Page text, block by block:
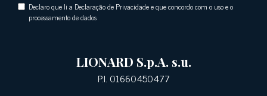
Declaro que li a Declaração de Privacidade e que concordo com o uso e o
processamento de dados
LIONARD S.p.A. s.u.
P.I. 01660450477